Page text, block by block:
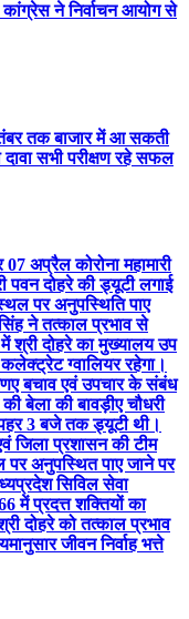
ने निर्वाचन आयोग से
तक बाजार में आ सकती
सभी परीक्षण रहे सफल
07 अप्रैल कोरोना महामारी
पवन दोहरे की ड्यूटी लगाई
पर अनुपस्थिति पाए
ने तत्काल प्रभाव से
श्री दोहरे का मुख्यालय उप
कलेक्ट्रेट ग्वालियर रहेगा।
बचाव एवं उपचार के संबंध
बेला की बावड़ीए चौधरी
3 बजे तक ड्यूटी थी।
जिला प्रशासन की टीम
पर अनुपस्थित पाए जाने पर
सिविल सेवा
में प्रदत्त शक्तियों का
दोहरे को तत्काल प्रभाव
जीवन निर्वाह भत्ते